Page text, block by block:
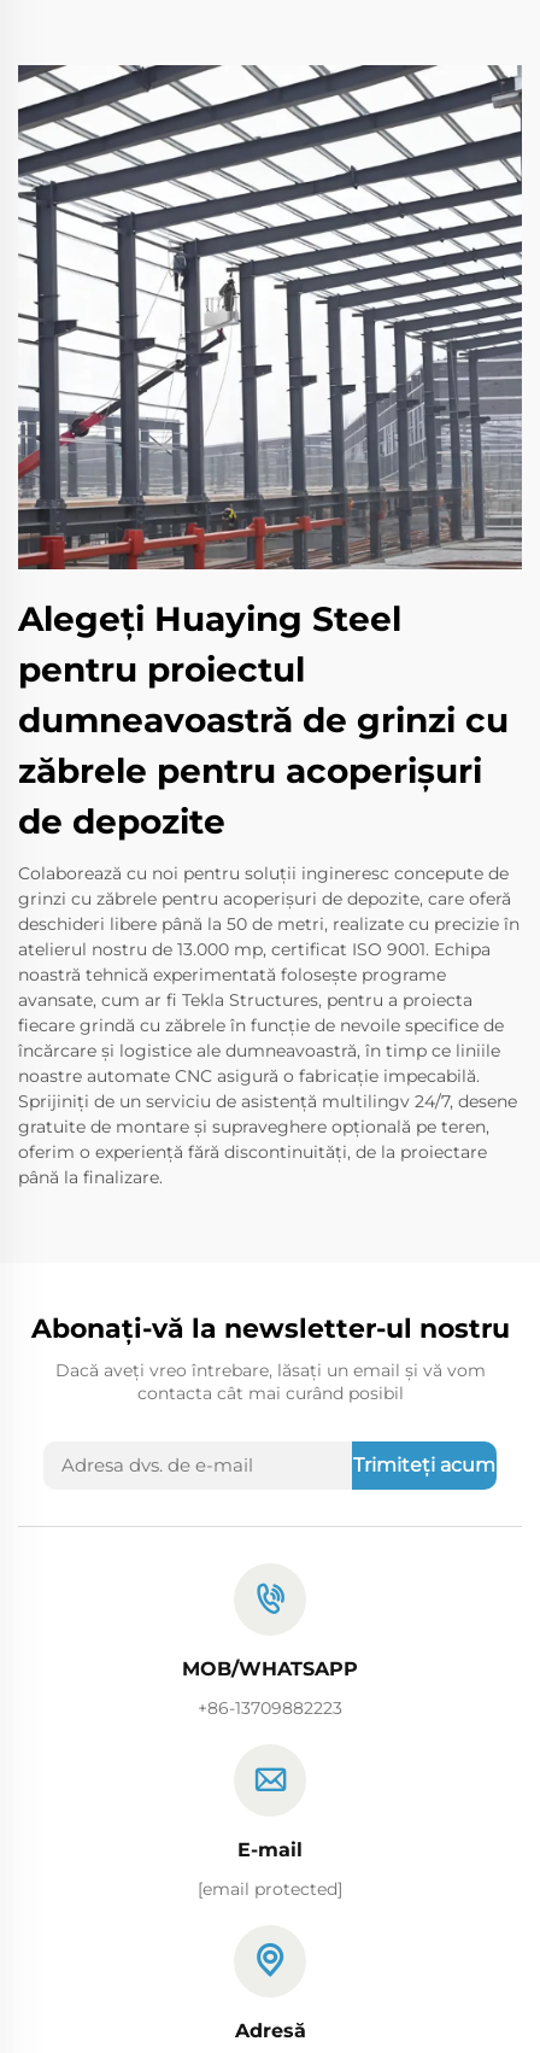
Alegeți Huaying Steel
pentru proiectul
dumneavoastră de grinzi cu
zăbrele pentru acoperișuri
de depozite
Colaborează cu noi pentru soluții ingineresc concepute de
grinzi cu zăbrele pentru acoperișuri de depozite, care oferă
deschideri libere până la 50 de metri, realizate cu precizie în
atelierul nostru de 13.000 mp, certificat ISO 9001. Echipa
noastră tehnică experimentată folosește programe
avansate, cum ar fi Tekla Structures, pentru a proiecta
fiecare grindă cu zăbrele în funcție de nevoile specifice de
încărcare și logistice ale dumneavoastră, în timp ce liniile
noastre automate CNC asigură o fabricație impecabilă.
Sprijiniți de un serviciu de asistență multilingv 24/7, desene
gratuite de montare și supraveghere opțională pe teren,
oferim o experiență fără discontinuități, de la proiectare
până la finalizare.
Abonați-vă la newsletter-ul nostru
Dacă aveți vreo întrebare, lăsați un email și vă vom
contacta cât mai curând posibil
Trimiteți acum
MOB/WHATSAPP
+86-13709882223
E-mail
[email protected]
Adresă